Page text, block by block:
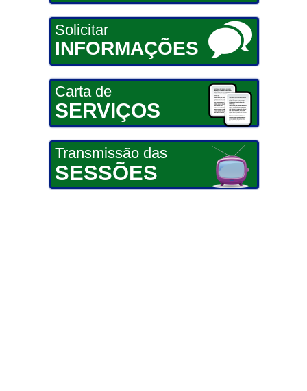
Solicitar
INFORMAÇÕES
Carta de
SERVIÇOS
Transmissão das
SESSÕES